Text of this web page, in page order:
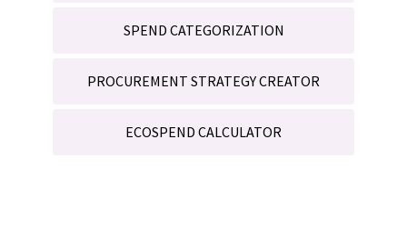
SPEND CATEGORIZATION
PROCUREMENT STRATEGY CREATOR
ECOSPEND CALCULATOR